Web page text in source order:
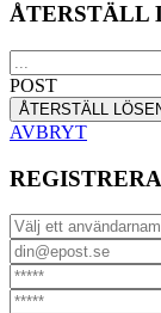
ÅTERSTÄLL
POST
AVBRYT